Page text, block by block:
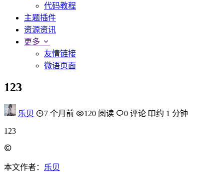
代码教程
主题插件
资源资讯
更多
友情链接
微语页面
123
乐贝 7 个月前 120 阅读 0 评论 约 1 分钟
123
本文作者： 乐贝